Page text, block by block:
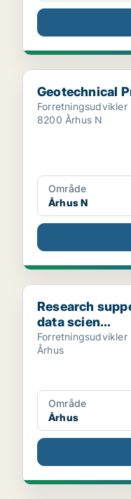
Geotechnical
Geotechnical
8200 Århus N
Område
Århus N
Research support
Research
data scien...
Århus
Område
Århus